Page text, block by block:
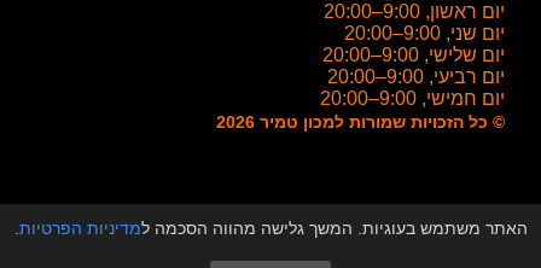
יום ראשון, 9:00–20:00
יום שני, 9:00–20:00
יום שלישי, 9:00–20:00
יום רביעי, 9:00–20:00
יום חמישי, 9:00–20:00
© כל הזכויות שמורות למכון טמיר 2026
האתר משתמש בעוגיות. המשך גלישה מהווה הסכמה למדיניות הפרטיות